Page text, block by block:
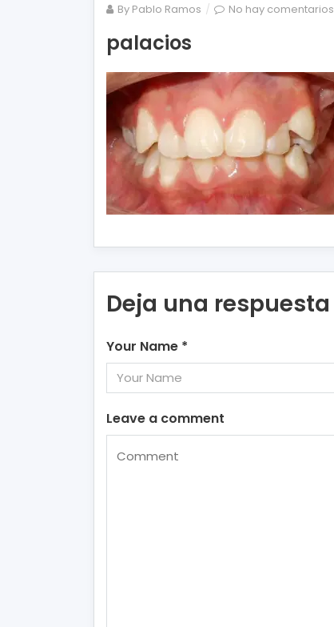
By Pablo Ramos No hay comentarios
palacios
Deja una respuesta
Your Name *
Leave a comment